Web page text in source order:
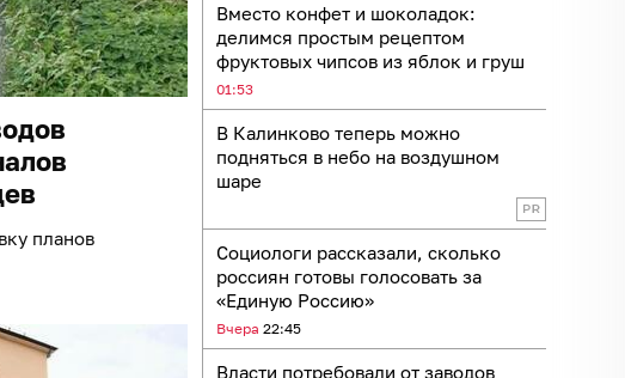
Вместо конфет и шоколадок:
делимся простым рецептом
фруктовых чипсов из яблок и груш
01:53
В Калинково теперь можно
подняться в небо на воздушном
шаре
Социологи рассказали, сколько
россиян готовы голосовать за
«Единую Россию»
Вчера 22:45
Власти потребовали от заводов
планов